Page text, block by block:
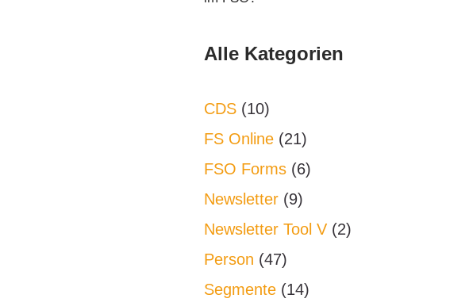
Alle Kategorien
CDS(10)
FS Online(21)
FSO Forms(6)
Newsletter(9)
Newsletter Tool V(2)
Person (47)
Segmente(14)